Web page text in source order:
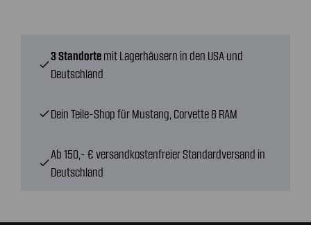
check
3 Standorte mit Lagerhäusern in den USA und
Deutschland
checkDein Teile-Shop für Mustang, Corvette & RAM
check
Ab 150,- € versandkostenfreier Standardversand in
Deutschland